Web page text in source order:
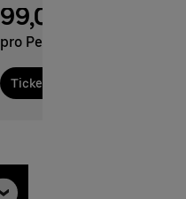
99,00 €
pro Person
Tickets bestellen